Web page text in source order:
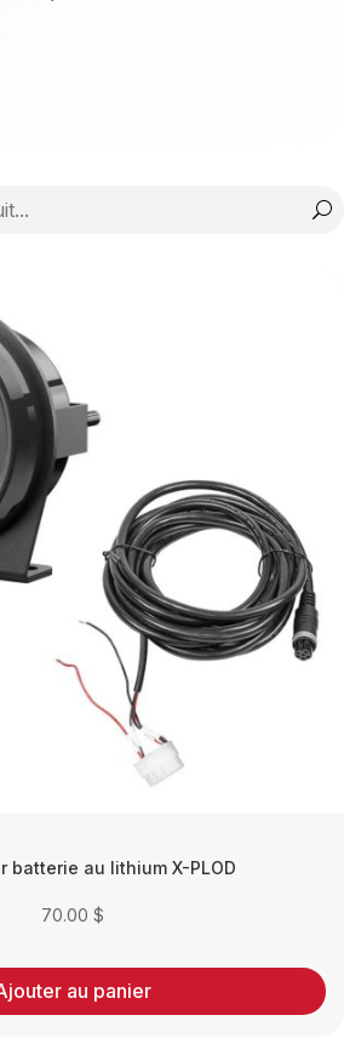
batterie au lithium X-PLOD
70.00 $
au panier